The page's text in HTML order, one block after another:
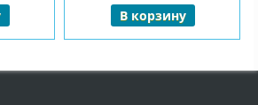
В корзину